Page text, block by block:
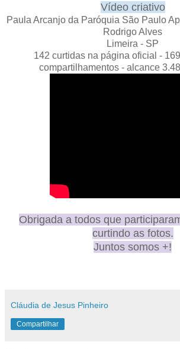
Vídeo criativo
Paula Arcanjo da Paróquia São Paulo
Rodrigo Alves
Limeira - SP
142 curtidas na página oficial -
compartilhamentos - alcance
Obrigada a todos que
curtindo as fotos.
Juntos somos +!
Cláudia de Jesus Pinheiro
Compartilhar